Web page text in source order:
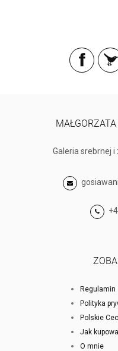
Galeria srebrnej
Regulamin
Polityka
Polskie
Jak
O mnie